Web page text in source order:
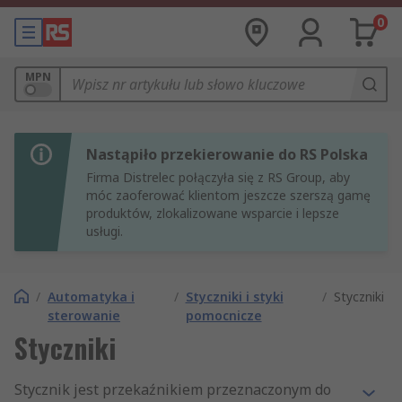
0
MPN
Nastąpiło przekierowanie do RS Polska
Firma Distrelec połączyła się z RS Group, aby
móc zaoferować klientom jeszcze szerszą gamę
produktów, zlokalizowane wsparcie i lepsze
usługi.
/ Automatyka i
sterowanie
/ Styczniki i styki
pomocnicze
/ Styczniki
Styczniki
Stycznik jest przekaźnikiem przeznaczonym do